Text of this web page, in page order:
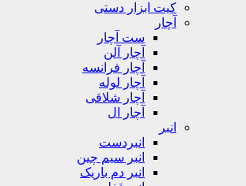
کیت ابزار دستی
آچار
ست آچار
آچار آلن
آچار فرانسه
آچار لوله
آچار شلاقی
آچار ال
انبر
انبردست
انبر سیم چین
انبر دم باریک